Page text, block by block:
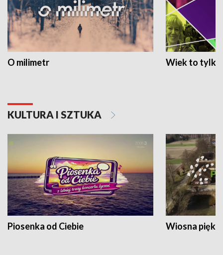
O milimetr Wiek to tylko
KULTURA I SZTUKA
Piosenka od Ciebie Wiosna